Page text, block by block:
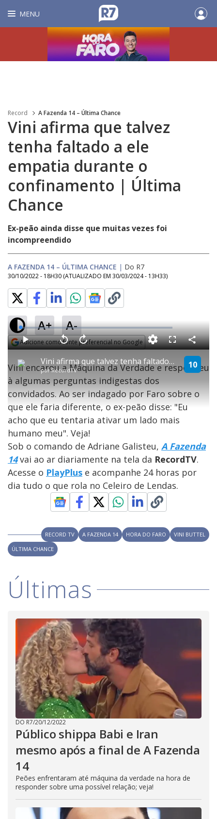
MENU
Record A Fazenda 14 – Última Chance
Vini afirma que talvez
tenha faltado a ele
empatia durante o
confinamento | Última
Chance
Ex-peão ainda disse que muitas vezes foi
incompreendido
A FAZENDA 14 – ÚLTIMA CHANCE | Do R7
30/10/2022 - 18H30 (ATUALIZADO EM 30/03/2024 - 13H33)
A+ A-
Adicione como fonte preferencial no Google
Opens in new window P
l
a
y
V
i
d
o
Vini afirma que talvez tenha faltado a ele empatia durante o confinamento | Última Chance
porRecordTV
10
P V
l
t
a
r
0
e
g
n
d
s
A
n
ç
a
1
s
e
u
n
o
s
M
u
d
L
o
a
d
e
:
1
.
1
1
%
F
l
s
c
n
C
o
m
p
a
Vini encarou a Máquina da Verdade e respondeu
à algumas perguntas indigestas dos
convidados. Ao ser indagado por Faro sobre o
que ele faria diferente, o ex-peão disse: "Eu
acho que eu tentaria ativar um lado mais
humano meu". Veja!
Sob o comando de Adriane Galisteu, A Fazenda
14vai ao ar diariamente na tela da RecordTV.
Acesse o PlayPlus e acompanhe 24 horas por
dia tudo o que rola no Celeiro de Lendas.
RECORD TV A FAZENDA 14 HORA DO FARO
VINI BUTTEL
ÚLTIMA CHANCE
Últimas
DO R7/20/12/2022
Público shippa Babi e Iran
mesmo após a final de A Fazenda
14
Peões enfrentaram até máquina da verdade na hora de
responder sobre uma possível relação; veja!